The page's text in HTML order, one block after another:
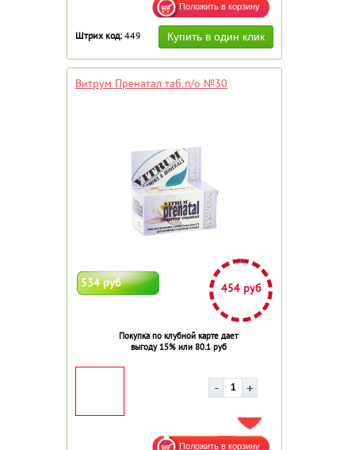
Штрих код: 449
Витрум Пренатал таб.п/о №30
534 руб 454 руб
Покупка по клубной карте дает
выгоду 15% или 80.1 руб
ДОБАВИТЬ В ИЗБРАННОЕ